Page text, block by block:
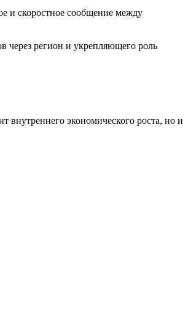
и скоростное сообщение между
через регион и укрепляющего роль
внутреннего экономического роста, но и